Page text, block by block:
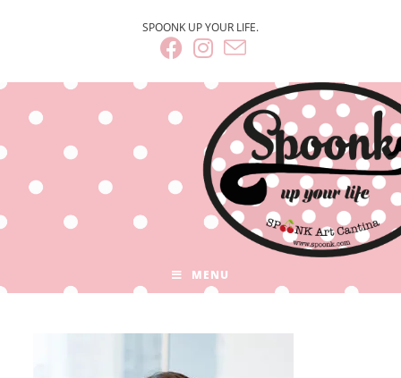
SPOONK UP YOUR LIFE.
MENU